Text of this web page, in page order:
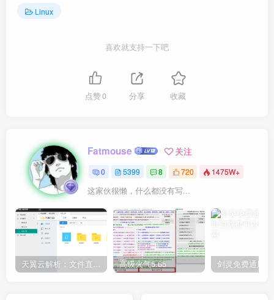
Linux
喜欢就支持一下吧
点赞0 分享 收藏
Fatmouse 关注
0 5399 8 720 1475W+
这家伙很懒，什么都没有写...
天翼云解析：文件直链获取源码 高级火气5.65